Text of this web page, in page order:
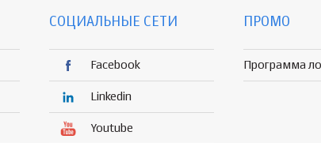
СОЦИАЛЬНЫЕ СЕТИ
Facebook
Linkedin
Youtube
ПРОМО
Программа